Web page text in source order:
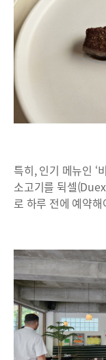
특히, 인기 메뉴인
소고기를 뒥셀
로 하루 전에 예약해